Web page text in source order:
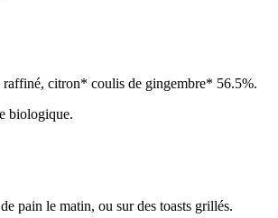
raffiné, citron* coulis de gingembre* 56.5%.
biologique.
pain le matin, ou sur des toasts grillés.